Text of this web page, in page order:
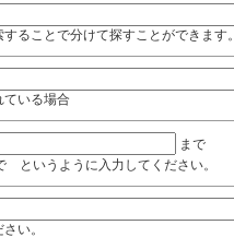
ることで分けて探すことができます。
いる場合
まで
いうように入力してください。
い。